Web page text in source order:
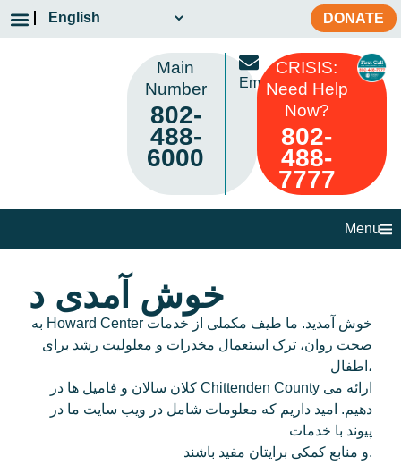
DONATE
Main
Number
802-
488-
6000
Email
CRISIS:
Need Help
Now?
802-
488-
7777
Menu
خوش آمدی د
به Howard Center خوش آمدید. ما طیف مکملی از خدمات
صحت روان، ترک استعمال مخدرات و معلولیت رشد برای
اطفال،
کلان سالان و فامیل ها در Chittenden County ارائه می
دهیم. امید داریم که معلومات شامل در ویب سایت ما در
پیوند با خدمات
و منابع کمکی برایتان مفید باشند.